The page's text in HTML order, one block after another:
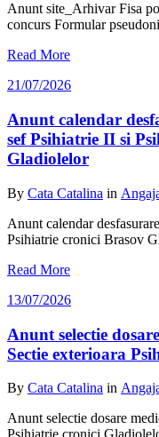
Anunt site_Arhivar Fisa
concurs Formular
Read More
21/07/2026
Anunt calendar
sef Psihiatrie II si
Gladiolelor
By Cata Catalina in
Anunt calendar
Psihiatrie cronici Brasov
Read More
13/07/2026
Anunt selectie
Sectie exterioara
By Cata Catalina in
Anunt selectie dosare